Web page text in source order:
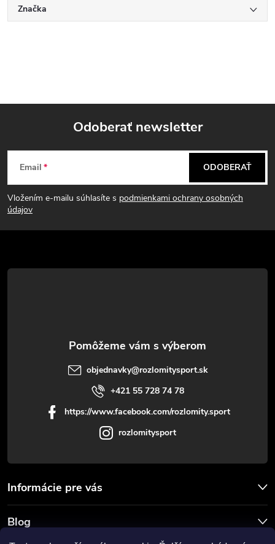
Značka
Z
á
p
t
Odoberať newsletter
Email
Vložením e-mailu súhlasíte s podmienkami ochrany osobných
údajov
ODOBERAŤ
objednavky@rozlomitysport.sk
+421 55 728 74 78
https://www.facebook.com/rozlomity.sport
rozlomitysport
Informácie pre vás
Blog